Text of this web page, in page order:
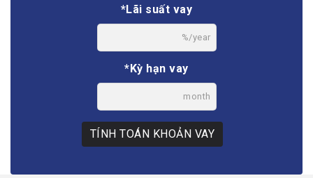
*Lãi suất vay
%/year
*Kỳ hạn vay
month
TÍNH TOÁN KHOẢN VAY